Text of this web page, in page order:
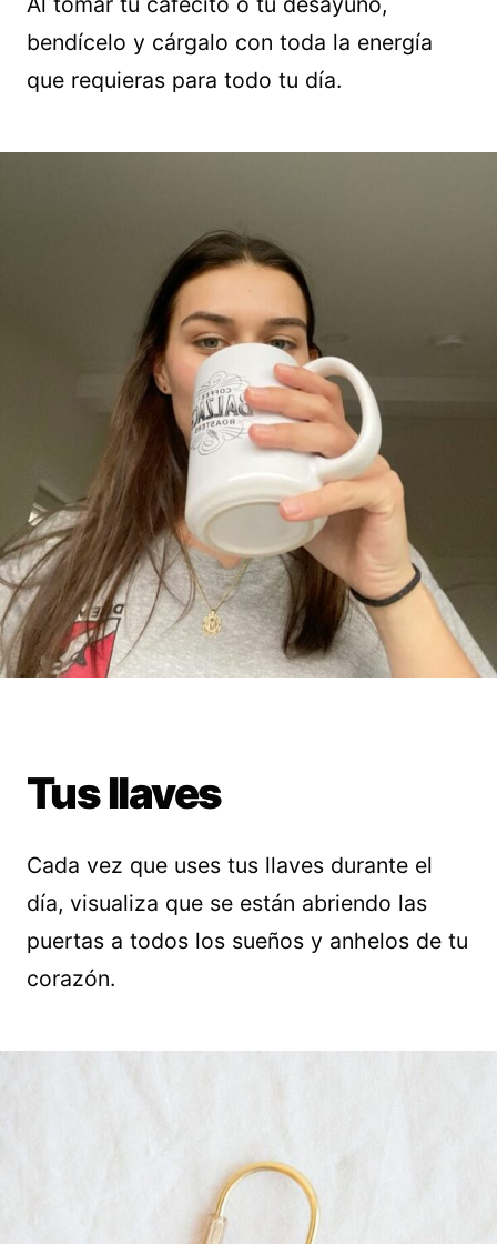
bendícelo y cárgalo con toda la energía
que requieras para todo tu día.
Tus llaves
Cada vez que uses tus llaves durante el
día, visualiza que se están abriendo las
puertas a todos los sueños y anhelos de tu
corazón.